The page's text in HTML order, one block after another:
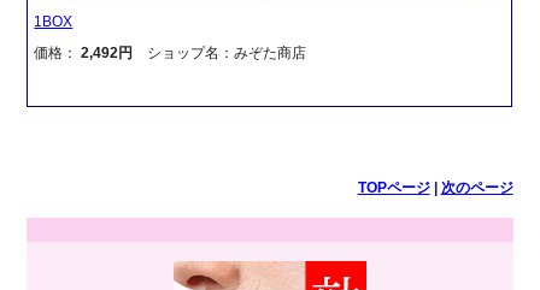
1BOX
価格：2,492円 ショップ名：みぞた商店
TOPページ| 次のページ